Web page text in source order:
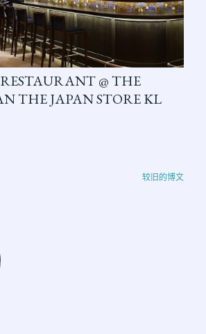
@ THE
THE JAPAN STORE KL
较旧的博文